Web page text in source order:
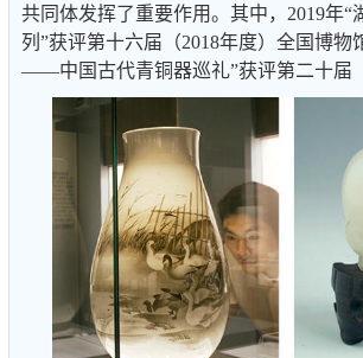
共同体发挥了重要作用。其中，2019年
列”获评第十六届（2018年度）全国博
——中国古代青铜器巡礼”获评第二十届